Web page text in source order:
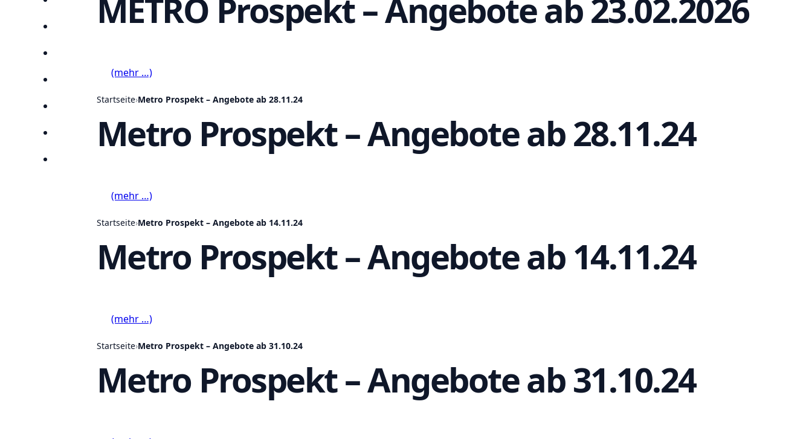
Startseite
Lieblingsprospekte
METRO Prospekt – Angebote ab 23.02.2026
(mehr …)
Startseite›Metro Prospekt – Angebote ab 28.11.24
Metro Prospekt – Angebote ab 28.11.24
(mehr …)
Startseite›Metro Prospekt – Angebote ab 14.11.24
Metro Prospekt – Angebote ab 14.11.24
(mehr …)
Startseite›Metro Prospekt – Angebote ab 31.10.24
Metro Prospekt – Angebote ab 31.10.24